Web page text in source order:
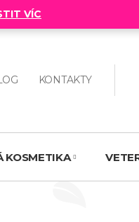
VÍC
KONTAKTY
KOSMETIKA